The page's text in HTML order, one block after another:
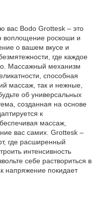
вас Bodo Grottesk – это
воплощение роскоши и
о вашем вкусе и
где каждое
Массажный механизм
способная
массаж, так и нежные,
об универсальных
созданная на основе
к
массаж,
вас самих. Grottesk –
где расширенный
интенсивность
себе раствориться в
напряжение покидает